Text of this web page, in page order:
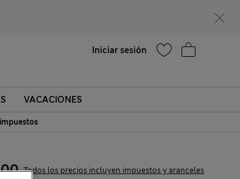
Iniciar sesión
VACACIONES
Todos los precios incluyen impuestos y aranceles